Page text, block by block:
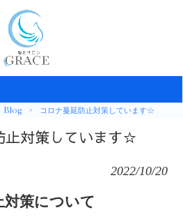
Blog > コロナ蔓延防止対策しています☆
止対策しています☆
2022/10/20
対策について